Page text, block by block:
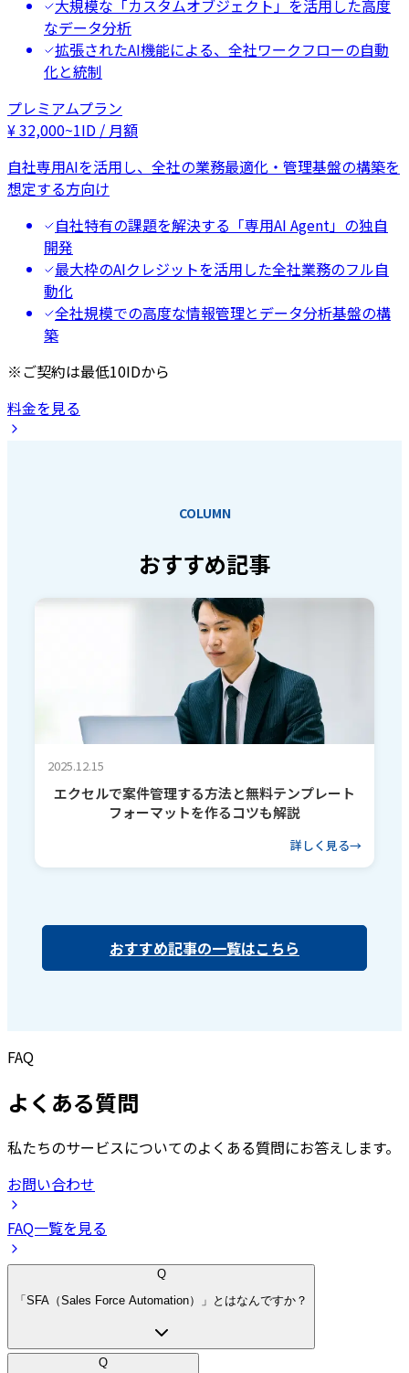
大規模な「カスタムオブジェクト」を活用した高度
なデータ分析
拡張されたAI機能による、全社ワークフローの自動
化と統制
プレミアムプラン
¥32,000~1ID / 月額
自社専用AIを活用し、全社の業務最適化・管理基盤の構築を
想定する方向け
自社特有の課題を解決する「専用AI Agent」の独自
開発
最大枠のAIクレジットを活用した全社業務のフル自
動化
全社規模での高度な情報管理とデータ分析基盤の構
築
※ご契約は最低10IDから
料金を見る
COLUMN
おすすめ記事
2025.12.15
エクセルで案件管理する方法と無料テンプレート
フォーマットを作るコツも解説
詳しく見る
おすすめ記事の一覧はこちら
FAQ
よくある質問
私たちのサービスについてのよくある質問にお答えします。
お問い合わせ
FAQ一覧を見る
Q
「SFA（Sales Force Automation）」とはなんですか？
Q